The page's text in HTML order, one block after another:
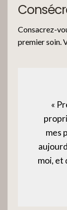
Consacrez-
premier soin.
«
mes
moi, et